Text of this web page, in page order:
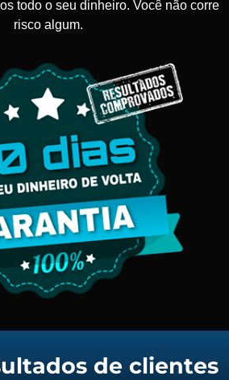
todo o seu dinheiro. Você não corre
risco algum.
de clientes